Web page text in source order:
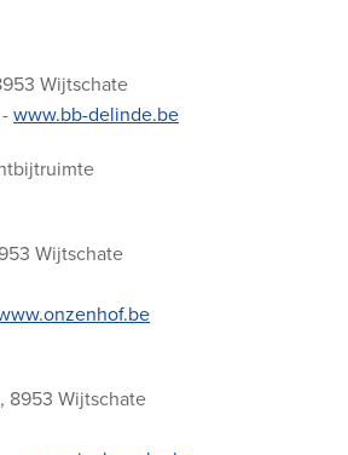
Wijtschate
www.bb-delinde.be
Wijtschate
8953 Wijtschate